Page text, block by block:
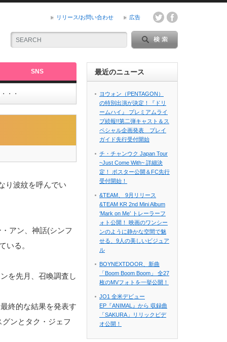
リリース/お問い合わせ 広告
SNS
・・
り波紋を呼んでい
アン、神話(シンフ
いる。
を先月、召喚調査し
終的な結果を発表す
ンとタク・ジェフ
最近のニュース
ヨウォン（PENTAGON）
の特別出演が決定！『ドリ
ームハイ』 プレミアムライ
ブ続報!!第二弾キャスト＆ス
ペシャル企画発表 プレイ
ガイド先行受付開始
チ・チャンウク Japan Tour
~Just Come With~ 詳細決
定！ ポスター公開＆FC先行
受付開始！
&TEAM、 9月リリース
&TEAM KR 2nd Mini Album
‘Mark on Me’ トレーラーフ
ォト公開！ 映画のワンシー
ンのように静かな空間で魅
せる、9人の美しいビジュア
ル
BOYNEXTDOOR、新曲
「Boom Boom Boom」 全27
枚のMVフォトを一挙公開！
JO1 全米デビュー
EP『ANIMAL』から 収録曲
「SAKURA」リリックビデ
オ公開！